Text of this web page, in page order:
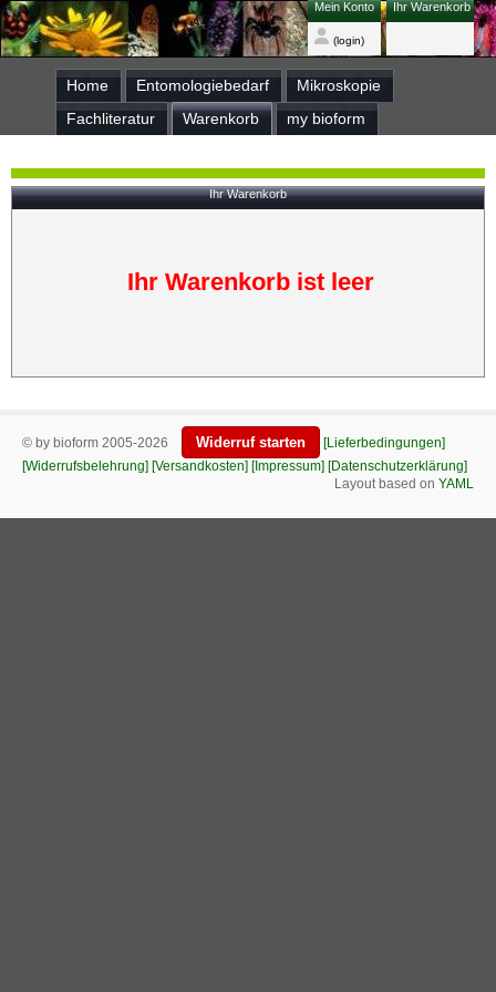
Ihr Warenkorb
Mein Konto
(login)
Home Entomologiebedarf
Mikroskopie
Fachliteratur
Warenkorb my bioform
Ihr Warenkorb
Ihr Warenkorb ist leer
© by bioform 2005-2026 Widerruf starten
[Lieferbedingungen]
[Widerrufsbelehrung] [Versandkosten] [Impressum] [Datenschutzerklärung]
Layout based on YAML